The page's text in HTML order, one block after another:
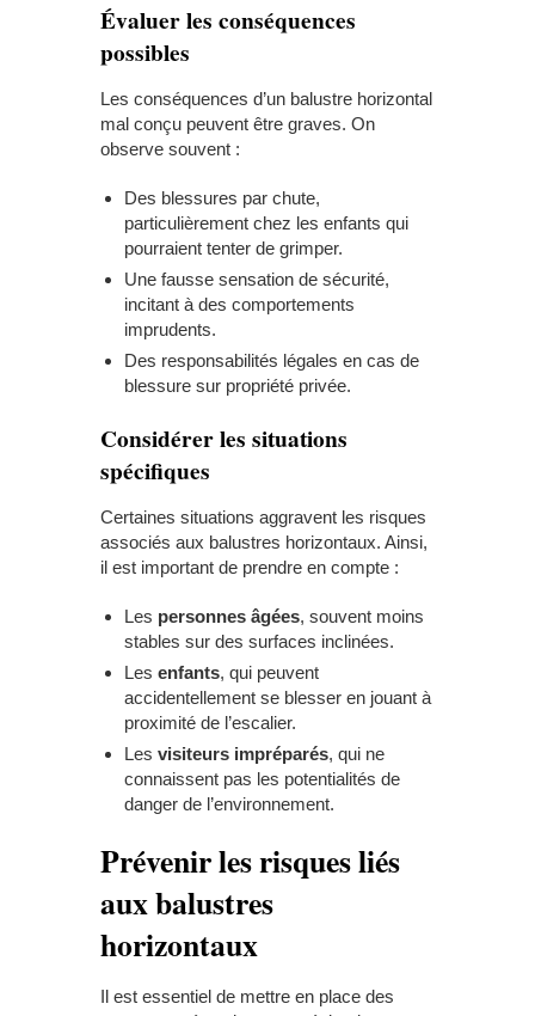
Évaluer les conséquences
possibles
Les conséquences d’un balustre horizontal
mal conçu peuvent être graves. On
observe souvent :
Des blessures par chute,
particulièrement chez les enfants qui
pourraient tenter de grimper.
Une fausse sensation de sécurité,
incitant à des comportements
imprudents.
Des responsabilités légales en cas de
blessure sur propriété privée.
Considérer les situations
spécifiques
Certaines situations aggravent les risques
associés aux balustres horizontaux. Ainsi,
il est important de prendre en compte :
Les personnes âgées, souvent moins
stables sur des surfaces inclinées.
Les enfants, qui peuvent
accidentellement se blesser en jouant à
proximité de l’escalier.
Les visiteurs impréparés, qui ne
connaissent pas les potentialités de
danger de l’environnement.
Prévenir les risques liés
aux balustres
horizontaux
Il est essentiel de mettre en place des